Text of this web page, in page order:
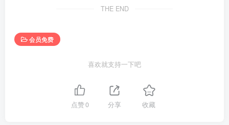
THE END
会员免费
喜欢就支持一下吧
点赞0 分享 收藏